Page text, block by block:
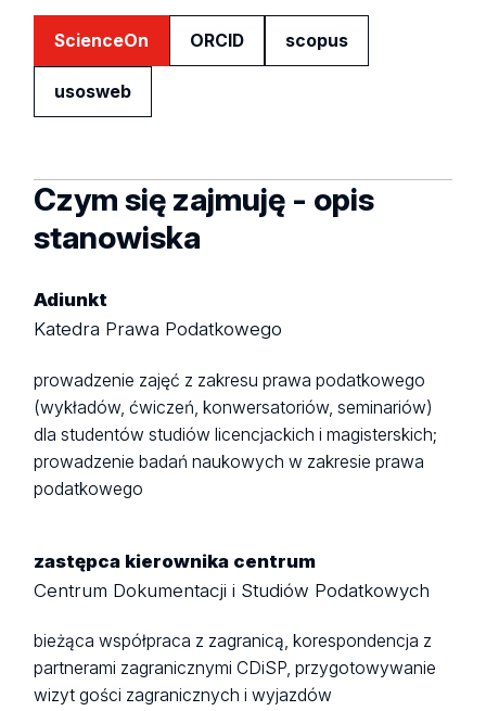
ScienceOn ORCID scopus
usosweb
Czym się zajmuję - opis
stanowiska
Adiunkt
Katedra Prawa Podatkowego
prowadzenie zajęć z zakresu prawa podatkowego
(wykładów, ćwiczeń, konwersatoriów, seminariów)
dla studentów studiów licencjackich i magisterskich;
prowadzenie badań naukowych w zakresie prawa
podatkowego
zastępca kierownika centrum
Centrum Dokumentacji i Studiów Podatkowych
bieżąca współpraca z zagranicą, korespondencja z
partnerami zagranicznymi CDiSP, przygotowywanie
wizyt gości zagranicznych i wyjazdów